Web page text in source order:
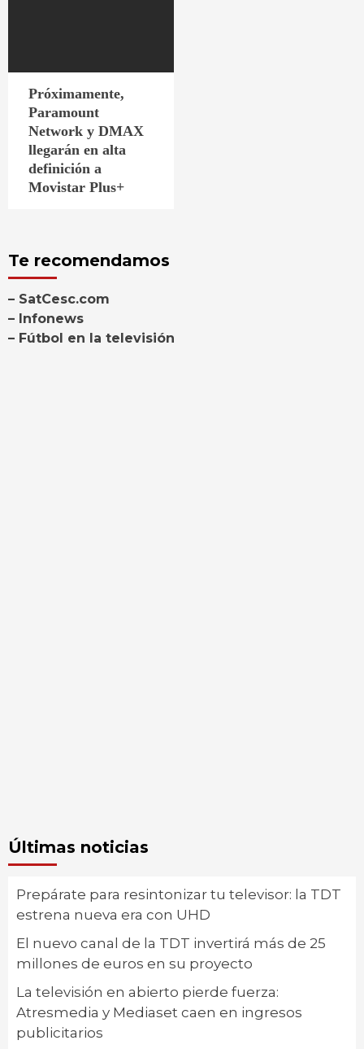
Próximamente,
Paramount
Network y DMAX
llegarán en alta
definición a
Movistar Plus+
Te recomendamos
– SatCesc.com
– Infonews
– Fútbol en la televisión
Últimas noticias
Prepárate para resintonizar tu televisor: la TDT
estrena nueva era con UHD
El nuevo canal de la TDT invertirá más de 25
millones de euros en su proyecto
La televisión en abierto pierde fuerza:
Atresmedia y Mediaset caen en ingresos
publicitarios